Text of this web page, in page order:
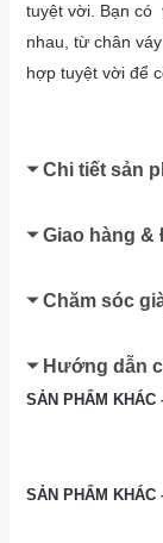
tuyệt vời. Bạn có
nhau, từ chân
hợp tuyệt vời để
Chi tiết sản
Giao hàng &
Chăm sóc
Hướng dẫn
SẢN PHẨM KHÁC
SẢN PHẨM